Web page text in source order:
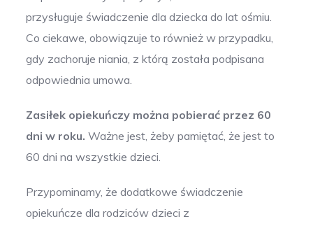
przysługuje świadczenie dla dziecka do lat ośmiu.
Co ciekawe, obowiązuje to również w przypadku,
gdy zachoruje niania, z którą została podpisana
odpowiednia umowa.
Zasiłek opiekuńczy można pobierać przez 60
dni w roku. Ważne jest, żeby pamiętać, że jest to
60 dni na wszystkie dzieci.
Przypominamy, że dodatkowe świadczenie
opiekuńcze dla rodziców dzieci z